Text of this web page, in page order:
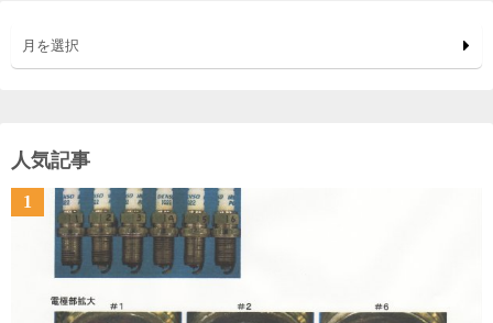
月を選択
人気記事
1